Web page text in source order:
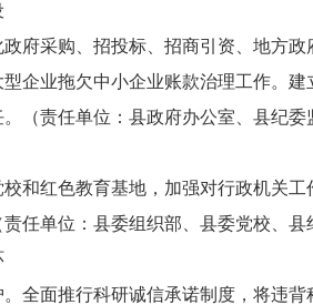
政府采购、招投标、招商引资、地方
企业拖欠中小企业账款治理工作。
（责任单位：县政府办公室、县纪
和红色教育基地，加强对行政机关
任单位：县委组织部、县委党校、
全面推行科研诚信承诺制度，将违